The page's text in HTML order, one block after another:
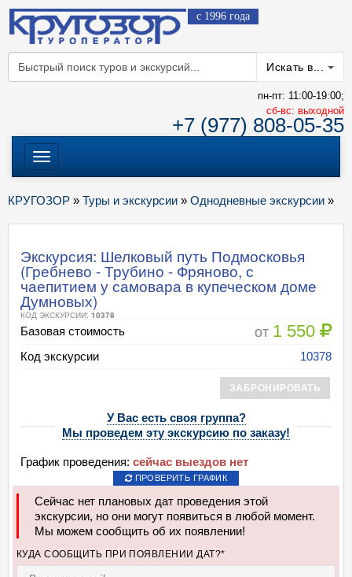
с 1996 года
Искать в...
пн-пт: 11:00-19:00;
cб-вс: выходной
+7 (977) 808-05-35
Меню
КРУГОЗОР » Туры и экскурсии » Однодневные экскурсии »
Экскурсия: Шелковый путь Подмосковья
(Гребнево - Трубино - Фряново, с
чаепитием у самовара в купеческом доме
Думновых)
КОД ЭКСКУРСИИ: 10378
Базовая стоимость от 1 550
Код экскурсии 10378
ЗАБРОНИРОВАТЬ
У Вас есть своя группа?
Мы проведем эту экскурсию по заказу!
График проведения: сейчас выездов нет
ПРОВЕРИТЬ ГРАФИК
Сейчас нет плановых дат проведения этой
экскурсии, но они могут появиться в любой момент.
Мы можем сообщить об их появлении!
КУДА СООБЩИТЬ ПРИ ПОЯВЛЕНИИ ДАТ?*